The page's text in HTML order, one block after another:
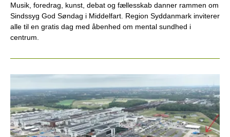
Musik, foredrag, kunst, debat og fællesskab danner rammen om
Sindssyg God Søndag i Middelfart. Region Syddanmark inviterer
alle til en gratis dag med åbenhed om mental sundhed i
centrum.